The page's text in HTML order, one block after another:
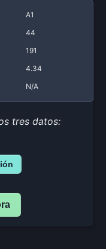
A1
44
191
4.34
N/A
tres datos: